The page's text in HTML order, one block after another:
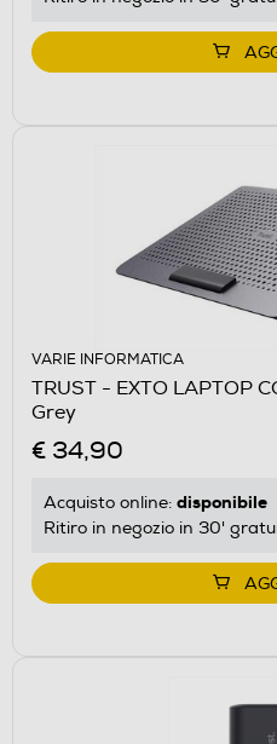
VARIE INFORMATICA
TRUST - EXTO LAPTOP
Grey
€ 34,90
Acquisto online: disponibile
Ritiro in negozio in 30'